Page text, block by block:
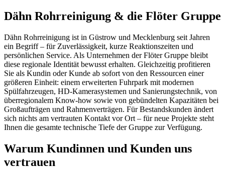
Dähn Rohrreinigung & die Flöter Gruppe
Dähn Rohrreinigung ist in Güstrow und Mecklenburg seit Jahren
ein Begriff – für Zuverlässigkeit, kurze Reaktionszeiten und
persönlichen Service. Als Unternehmen der Flöter Gruppe bleibt
diese regionale Identität bewusst erhalten. Gleichzeitig profitieren
Sie als Kundin oder Kunde ab sofort von den Ressourcen einer
größeren Einheit: einem erweiterten Fuhrpark mit modernen
Spülfahrzeugen, HD-Kamerasystemen und Sanierungstechnik, von
überregionalem Know-how sowie von gebündelten Kapazitäten bei
Großaufträgen und Rahmenverträgen. Für Bestandskunden ändert
sich nichts am vertrauten Kontakt vor Ort – für neue Projekte steht
Ihnen die gesamte technische Tiefe der Gruppe zur Verfügung.
Warum Kundinnen und Kunden uns
vertrauen